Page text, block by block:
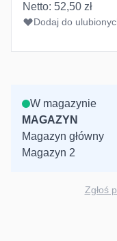
Netto: 52,50 zł
Dodaj do
W magazynie
MAGAZYN
Magazyn główny
Magazyn 2
Zgłoś